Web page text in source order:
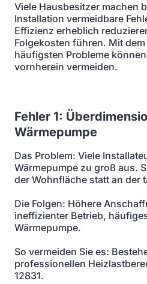
Viele Hausbesitzer machen
Installation vermeidbare
Effizienz erheblich
Folgekosten führen. Mit
häufigsten Probleme
vornherein vermeiden.
Fehler 1:
Wärmepumpe
Das Problem: Viele
Wärmepumpe zu groß aus.
der Wohnfläche statt an der
Die Folgen: Höhere
ineffizienter Betrieb,
Wärmepumpe.
So vermeiden Sie es:
professionellen
12831.